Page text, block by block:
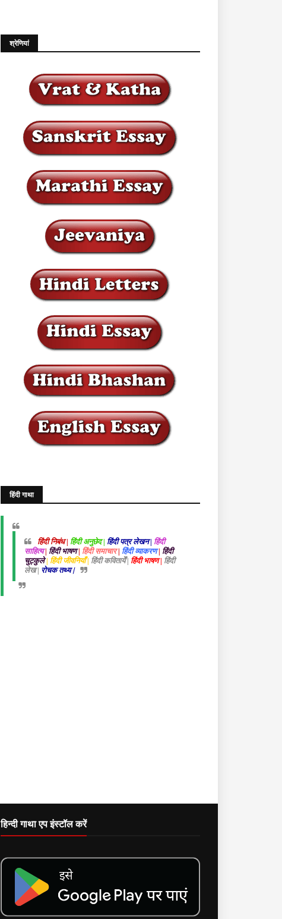
श्रेणियां
हिंदी गाथा
हिंदी निबंध | हिंदी अनुछेद | हिंदी पत्र लेखन | हिंदी
साहित्य| हिंदी भाषण| हिंदी समाचार| हिंदी व्याकरण| हिंदी
चुट्कुले| हिंदी जीवनियाँ | हिंदी कवितायेँ | हिंदी भाषण | हिंदी
लेख | रोचक तथ्य |
हिन्दी गाथा एप इंस्टॉल करें